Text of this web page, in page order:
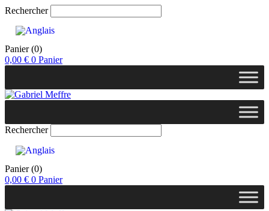
Rechercher
Panier (0)
0,00 € 0 Panier
Rechercher
Panier (0)
0,00 € 0 Panier